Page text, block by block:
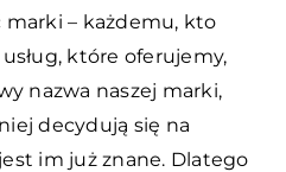
– każdemu, kto
które oferujemy,
nazwa naszej marki,
decydują się na
im już znane. Dlatego